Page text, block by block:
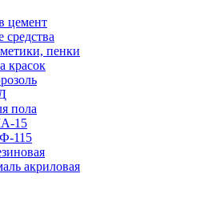
цемент
пенки
красок
пола
15
115
акриловая